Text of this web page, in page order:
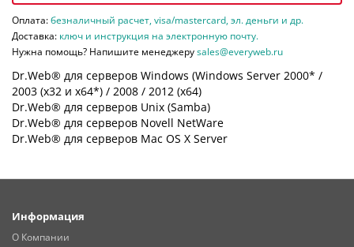
Оплата:безналичный расчет, visa/mastercard, эл. деньги и др.
Доставка: ключ и инструкция на электронную почту.
Нужна помощь? Напишите менеджеруsales@everyweb.ru
Dr.Web® для серверов Windows (Windows Server 2000* /
2003 (х32 и х64*) / 2008 / 2012 (х64)
Dr.Web® для серверов Unix (Samba)
Dr.Web® для серверов Novell NetWare
Dr.Web® для серверов Mac OS X Server
Информация
О Компании